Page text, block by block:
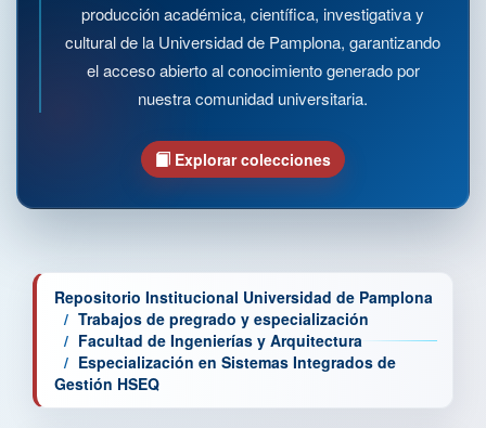
producción académica, científica, investigativa y
cultural de la Universidad de Pamplona, garantizando
el acceso abierto al conocimiento generado por
nuestra comunidad universitaria.
Explorar colecciones
Repositorio Institucional Universidad de Pamplona
Trabajos de pregrado y especialización
Facultad de Ingenierías y Arquitectura
Especialización en Sistemas Integrados de
Gestión HSEQ